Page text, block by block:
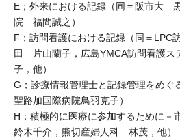
E；外来における記録（同＝阪市大
院 福間誠之）
F；訪問看護における記録（同＝LPC
田 片山蘭子，広島YMCA訪問看護
子，他）
G；診療情報管理士と記録管理をめぐ
聖路加国際病院鳥羽克子）
H；積極的に医療に参加するために－
鈴木千介，熊切産婦人科 林茂，他）